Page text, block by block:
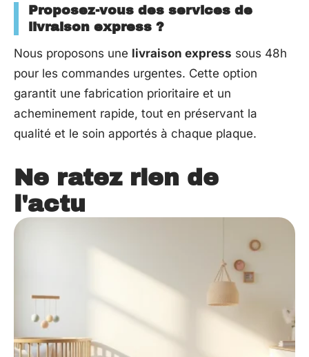
Proposez-vous des services de
livraison express ?
Nous proposons une livraison express sous 48h
pour les commandes urgentes. Cette option
garantit une fabrication prioritaire et un
acheminement rapide, tout en préservant la
qualité et le soin apportés à chaque plaque.
Ne ratez rien de
l'actu